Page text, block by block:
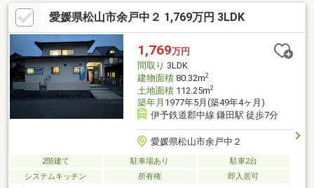
愛媛県松山市余戸中２ 1,769万円 3LDK
1,769万円
間取り 3LDK
建物面積80.32m2
土地面積112.25m2
築年月 1977年5月(築49年4ヶ月)
伊予鉄道郡中線 鎌田駅 徒歩7分
愛媛県松山市余戸中２
2階建て 駐車場あり
駐車2台
システムキッチン
所有権 即入居可